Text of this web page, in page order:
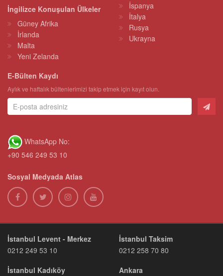
İngilizce Konuşulan Ülkeler
Güney Afrika
İrlanda
Malta
Yeni Zelanda
İspanya
İtalya
Rusya
Ukrayna
E-Bülten Kaydı
Aylık ve haftalık bültenlerimizi takip etmek için kayıt olun.
WhatsApp No:
+90 546 249 53 10
Sosyal Medyada Atlas
İstanbul Levent - Merkez
0212 249 53 10
İstanbul Taksim
0212 258 70 80
İstanbul Kadıköy
Ankara